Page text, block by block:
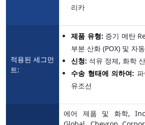
리카
적용된 세그먼
트:
제품 유형: 증기 메탄
부분 산화 (POX) 및 자
신청: 석유 정제, 화학
수송 형태에 의하여:
유조선
에어 제품 및 화학,